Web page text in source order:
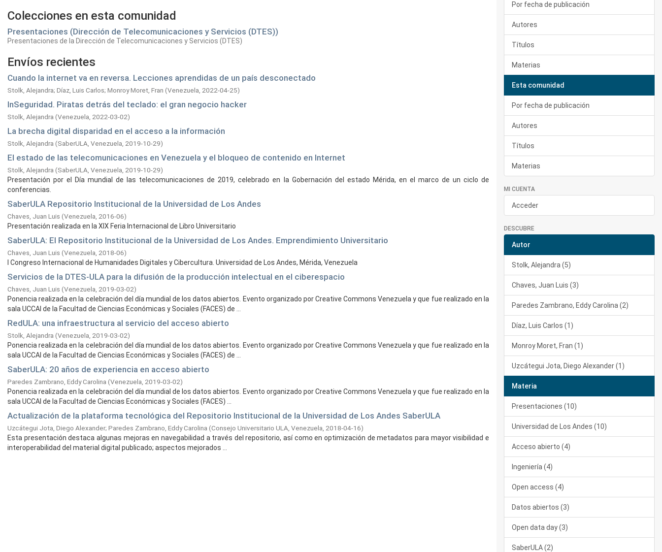
Colecciones en esta comunidad
Presentaciones (Dirección de Telecomunicaciones y Servicios (DTES))
Presentaciones de la Dirección de Telecomunicaciones y Servicios (DTES)
Envíos recientes
Cuando la internet va en reversa. Lecciones aprendidas de un país desconectado
Stolk, Alejandra; Díaz, Luis Carlos; Monroy Moret, Fran (Venezuela, 2022-04-25)
InSeguridad. Piratas detrás del teclado: el gran negocio hacker
Stolk, Alejandra (Venezuela, 2022-03-02)
La brecha digital disparidad en el acceso a la información
Stolk, Alejandra (SaberULA, Venezuela, 2019-10-29)
El estado de las telecomunicaciones en Venezuela y el bloqueo de contenido en Internet
Stolk, Alejandra (SaberULA, Venezuela, 2019-10-29)
Presentación por el Día mundial de las telecomunicaciones de 2019, celebrado en la Gobernación del estado Mérida, en el marco de un ciclo de
conferencias.
SaberULA Repositorio Institucional de la Universidad de Los Andes
Chaves, Juan Luis (Venezuela, 2016-06)
Presentación realizada en la XIX Feria Internacional de Libro Universitario
SaberULA: El Repositorio Institucional de la Universidad de Los Andes. Emprendimiento Universitario
Chaves, Juan Luis (Venezuela, 2018-06)
I Congreso Internacional de Humanidades Digitales y Cibercultura. Universidad de Los Andes, Mérida, Venezuela
Servicios de la DTES-ULA para la difusión de la producción intelectual en el ciberespacio
Chaves, Juan Luis (Venezuela, 2019-03-02)
Ponencia realizada en la celebración del día mundial de los datos abiertos. Evento organizado por Creative Commons Venezuela y que fue realizado en la
sala UCCAI de la Facultad de Ciencias Económicas y Sociales (FACES) de ...
RedULA: una infraestructura al servicio del acceso abierto
Stolk, Alejandra (Venezuela, 2019-03-02)
Ponencia realizada en la celebración del día mundial de los datos abiertos. Evento organizado por Creative Commons Venezuela y que fue realizado en la
sala UCCAI de la Facultad de Ciencias Económicas y Sociales (FACES) de ...
SaberULA: 20 años de experiencia en acceso abierto
Paredes Zambrano, Eddy Carolina (Venezuela, 2019-03-02)
Ponencia realizada en la celebración del día mundial de los datos abiertos. Evento organizado por Creative Commons Venezuela y que fue realizado en la
sala UCCAI de la Facultad de Ciencias Económicas y Sociales (FACES) ...
Actualización de la plataforma tecnológica del Repositorio Institucional de la Universidad de Los Andes SaberULA
Uzcátegui Jota, Diego Alexander; Paredes Zambrano, Eddy Carolina (Consejo Universitario ULA, Venezuela, 2018-04-16)
Esta presentación destaca algunas mejoras en navegabilidad a través del repositorio, así como en optimización de metadatos para mayor visibilidad e
interoperabilidad del material digital publicado; aspectos mejorados ...
Por fecha de publicación
Autores
Títulos
Materias
Esta comunidad
Por fecha de publicación
Autores
Títulos
Materias
MI CUENTA
Acceder
DESCUBRE
Autor
Stolk, Alejandra (5)
Chaves, Juan Luis (3)
Paredes Zambrano, Eddy Carolina (2)
Díaz, Luis Carlos (1)
Monroy Moret, Fran (1)
Uzcátegui Jota, Diego Alexander (1)
Materia
Presentaciones (10)
Universidad de Los Andes (10)
Acceso abierto (4)
Ingeniería (4)
Open access (4)
Datos abiertos (3)
Open data day (3)
SaberULA (2)